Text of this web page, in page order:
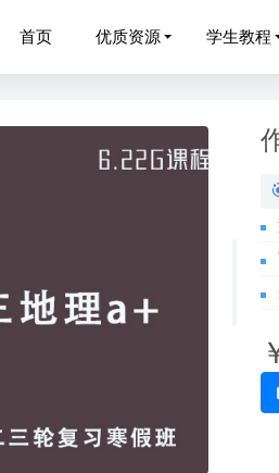
首页 优质资源 学生教程
高中化学网课
高中英语网课
12-11
高中英语网课
2023赵礼显高
作业帮高中语